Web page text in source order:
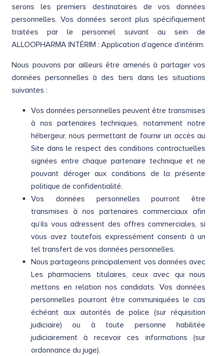
serons les premiers destinataires de vos données
personnelles. Vos données seront plus spécifiquement
traitées par le personnel suivant au sein de
ALLOOPHARMA INTÉRIM : Application d’agence d’intérim.
Nous pouvons par ailleurs être amenés à partager vos
données personnelles à des tiers dans les situations
suivantes :
Vos données personnelles peuvent être transmises
à nos partenaires techniques, notamment notre
hébergeur, nous permettant de fournir un accès au
Site dans le respect des conditions contractuelles
signées entre chaque partenaire technique et ne
pouvant déroger aux conditions de la présente
politique de confidentialité.
Vos données personnelles pourront être
transmises à nos partenaires commerciaux afin
qu’ils vous adressent des offres commerciales, si
vous avez toutefois expressément consenti à un
tel transfert de vos données personnelles.
Nous partageons principalement vos données avec
Les pharmaciens titulaires, ceux avec qui nous
mettons en relation nos candidats. Vos données
personnelles pourront être communiquées le cas
échéant aux autorités de police (sur réquisition
judiciaire) ou à toute personne habilitée
judiciairement à recevoir ces informations (sur
ordonnance du juge).